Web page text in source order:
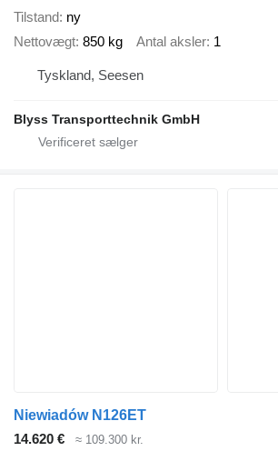
Tilstand ny
Nettovægt 850 kg Antal aksler 1
Tyskland, Seesen
Blyss Transporttechnik GmbH
Niewiadów N126ET
14.620 €
≈ 109.300 kr.